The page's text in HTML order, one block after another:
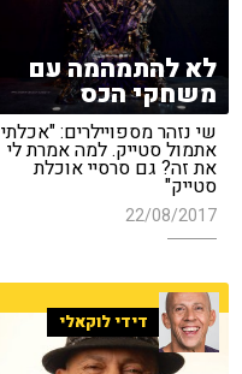
לא להתמהמה עם
משחקי הכס
שי נזהר מספויילרים: "אכלתי
אתמול סטייק. למה אמרת לי
את זה? גם סרסיי אוכלת
סטייק"
22/08/2017
דידי לוקאלי